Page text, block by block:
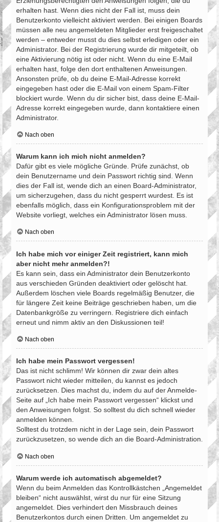
erhalten hast. Wenn dies nicht der Fall ist, muss dein
Benutzerkonto vielleicht aktiviert werden. Bei einigen Boards
müssen alle neu angemeldeten Mitglieder erst freigeschaltet
werden – entweder musst du dies selbst erledigen oder ein
Administrator. Bei der Registrierung wurde dir mitgeteilt, ob
eine Aktivierung nötig ist oder nicht. Wenn du eine E-Mail
erhalten hast, folge den dort enthaltenen Anweisungen.
Ansonsten prüfe, ob du deine E-Mail-Adresse korrekt
eingegeben hast oder die E-Mail von einem Spam-Filter
blockiert wurde. Wenn du dir sicher bist, dass deine E-Mail-
Adresse korrekt eingegeben wurde, dann kontaktiere einen
Administrator.
Nach oben
Warum kann ich mich nicht anmelden?
Dafür gibt es viele mögliche Gründe. Prüfe zunächst, ob
dein Benutzername und dein Passwort richtig sind. Wenn
dies der Fall ist, wende dich an einen Board-Administrator,
um sicherzugehen, dass du nicht gesperrt wurdest. Es ist
ebenfalls möglich, dass ein Konfigurationsproblem mit der
Website vorliegt, welches ein Administrator lösen muss.
Nach oben
Ich habe mich vor einiger Zeit registriert, kann mich
aber nicht mehr anmelden?!
Es kann sein, dass ein Administrator dein Benutzerkonto
aus verschieden Gründen deaktiviert oder gelöscht hat.
Außerdem löschen viele Boards regelmäßig Benutzer, die
für längere Zeit keine Beiträge geschrieben haben, um die
Datenbankgröße zu verringern. Registriere dich einfach
erneut und nimm aktiv an den Diskussionen teil!
Nach oben
Ich habe mein Passwort vergessen!
Das ist nicht schlimm! Wir können dir zwar dein altes
Passwort nicht wieder mitteilen, du kannst es jedoch
zurücksetzen. Dies machst du, indem du auf der Anmelde-
Seite auf „Ich habe mein Passwort vergessen“ klickst und
den Anweisungen folgst. So solltest du dich schnell wieder
anmelden können.
Solltest du trotzdem nicht in der Lage sein, dein Passwort
zurückzusetzen, so wende dich an die Board-Administration.
Nach oben
Warum werde ich automatisch abgemeldet?
Wenn du beim Anmelden das Kontrollkästchen „Angemeldet
bleiben“ nicht auswählst, wirst du nur für eine Sitzung
angemeldet. Dies verhindert den Missbrauch deines
Benutzerkontos durch einen Dritten. Um angemeldet zu